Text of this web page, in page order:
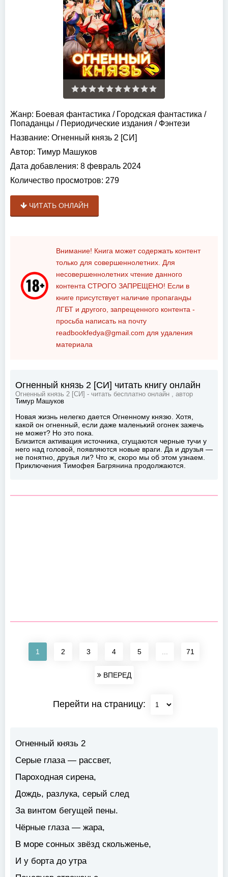
Жанр: Боевая фантастика / Городская фантастика /
Попаданцы / Периодические издания / Фэнтези
Название: Огненный князь 2 [СИ]
Автор: Тимур Машуков
Дата добавления: 8 февраль 2024
Количество просмотров: 279
ЧИТАТЬ ОНЛАЙН
Внимание! Книга может содержать контент
только для совершеннолетних. Для
несовершеннолетних чтение данного
контента СТРОГО ЗАПРЕЩЕНО! Если в
книге присутствует наличие пропаганды
ЛГБТ и другого, запрещенного контента -
просьба написать на почту
readbookfedya@gmail.com для удаления
материала
Огненный князь 2 [СИ] читать книгу онлайн
Огненный князь 2 [СИ] - читать бесплатно онлайн , автор
Тимур Машуков
Новая жизнь нелегко дается Огненному князю. Хотя,
какой он огненный, если даже маленький огонек зажечь
не может? Но это пока.
Близится активация источника, сгущаются черные тучи у
него над головой, появляются новые враги. Да и друзья —
не понятно, друзья ли? Что ж, скоро мы об этом узнаем.
Приключения Тимофея Багрянина продолжаются.
1 2 3 4 5 71
ВПЕРЕД
Перейти на страницу:
Огненный князь 2
Серые глаза — рассвет,
Пароходная сирена,
Дождь, разлука, серый след
За винтом бегущей пены.
Чёрные глаза — жара,
В море сонных звёзд скольженье,
И у борта до утра